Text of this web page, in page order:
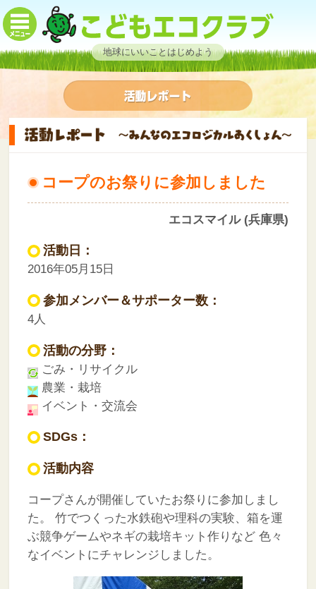
地球にいいことはじめよう
コープのお祭りに参加しました
エコスマイル (兵庫県)
活動日：
2016年05月15日
参加メンバー＆サポーター数：
4人
活動の分野：
ごみ・リサイクル
農業・栽培
イベント・交流会
SDGs：
活動内容
コープさんが開催していたお祭りに参加しまし
た。
竹でつくった水鉄砲や理科の実験、箱を運
ぶ競争ゲームやネギの栽培キット作りなど 色々
なイベントにチャレンジしました。